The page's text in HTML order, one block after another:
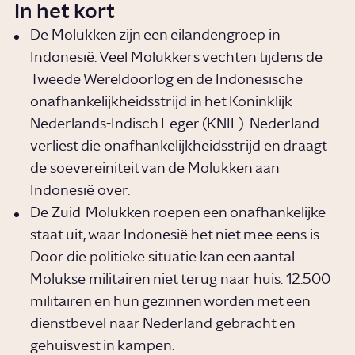
In het kort
De Molukken zijn een eilandengroep in
Indonesië. Veel Molukkers vechten tijdens de
Tweede Wereldoorlog en de Indonesische
onafhankelijkheidsstrijd in het Koninklijk
Nederlands-Indisch Leger (KNIL). Nederland
verliest die onafhankelijkheidsstrijd en draagt
de soevereiniteit van de Molukken aan
Indonesië over.
De Zuid-Molukken roepen een onafhankelijke
staat uit, waar Indonesië het niet mee eens is.
Door die politieke situatie kan een aantal
Molukse militairen niet terug naar huis. 12.500
militairen en hun gezinnen worden met een
dienstbevel naar Nederland gebracht en
gehuisvest in kampen.